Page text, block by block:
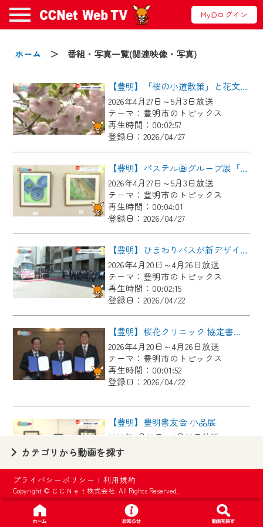
MyiDログイン
ホーム ＞ 番組・写真一覧(関連映像・写真)
【豊明】「桜の小道散策」と花文化講座
2026年4月27日～5月3日放送
テーマ：豊明市のトピックス
再生時間：00:02:57
登録日：2026/04/27
【豊明】パステル画グループ展「パステルアート樹」
2026年4月27日～5月3日放送
テーマ：豊明市のトピックス
再生時間：00:04:01
登録日：2026/04/27
【豊明】ひまわりバスが新デザインで出発
2026年4月20日～4月26日放送
テーマ：豊明市のトピックス
再生時間：00:02:15
登録日：2026/04/22
【豊明】桜花クリニック 協定書調印式
2026年4月20日～4月26日放送
テーマ：豊明市のトピックス
再生時間：00:01:52
登録日：2026/04/22
【豊明】豊明書友会 小品展
2026年4月20日～4月26日放送
テーマ：豊明市のトピックス
再生時間：00:03:46
登録日：2026/04/22
【豊明】令和７年度尾三消防本部ＮＢＣ災害対応訓練
2026年4月13日～4月19日放送
カテゴリから動画を探す
プライバシーポリシー |利用規約
Copyright © ＣＣＮｅｔ株式会社. All Rights Reserved.
お知らせ
2024/09/02
動画配信サービス『CCNet Web TV』は2024
年9月24日からリニューアルします！
【変更点】
◆デザイン変更により、お住まいの地域
の動画コンテンツが一目瞭然。
◆当社アプリやＰＣブラウザから、いつ
でも・どこでも・外出先でも！
CCNetサービスエリア20市町の地域情報
番組をご視聴いただけます！
【ご注意】
2024年9月24日からはご加入者様へのサー
ビス向上のため、
『CCNet Web TV』を利用いただくには、
一部コンテンツを除き、
CCNetサービスへの加入と『CCNetマイ
ページ※』へのログインが必要となりま
す。
いたします。
要となります。
※MyIDとは、CCNet Web TVを含むCCNetの
各種サービスをご利用頂くためのIDです。
IDはお客様が使っているメールアドレス
で設定できます。